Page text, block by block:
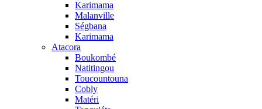
Karimama
Malanville
Ségbana
Karimama
Atacora
Boukombé
Natitingou
Toucountouna
Cobly
Matéri